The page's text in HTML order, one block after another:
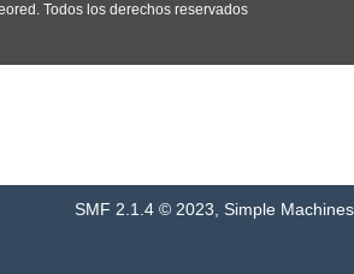
Todos los derechos reservados
SMF 2.1.4 © 2023 Simple Machines